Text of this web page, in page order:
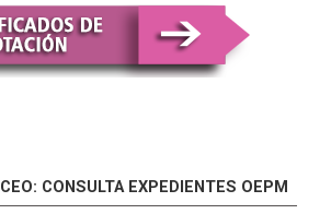
CEO: CONSULTA EXPEDIENTES OEPM